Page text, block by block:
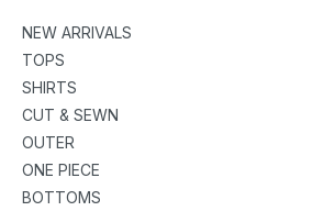
NEW ARRIVALS
TOPS
SHIRTS
CUT & SEWN
OUTER
ONE PIECE
BOTTOMS